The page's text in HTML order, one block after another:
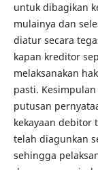
untuk dibagikan
mulainya dan
diatur secara
kapan kreditor
melaksanakan
pasti.
putusan
kekayaan debitor
telah diagunkan
sehingga